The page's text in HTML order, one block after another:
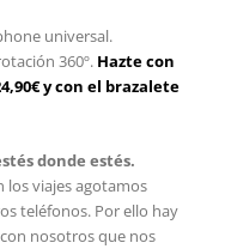
universal.
360º. Hazte con
y con el brazalete
donde estés.
los viajes agotamos
teléfonos. Por ello hay
nosotros que nos